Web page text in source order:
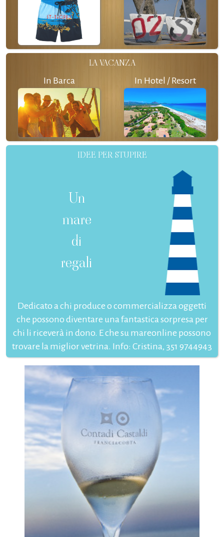
LA VACANZA
In Barca In Hotel / Resort
IDEE PER STUPIRE
Un
mare
di
regali
Dedicato a chi produce o commercializza oggetti
che possono diventare una fantastica sorpresa per
chi li riceverà in dono. E che su mareonline possono
trovare la miglior vetrina. Info: Cristina, 351 9744943